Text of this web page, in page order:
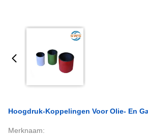
Hoogdruk-Koppelingen Voor Olie- En
Merknaam: